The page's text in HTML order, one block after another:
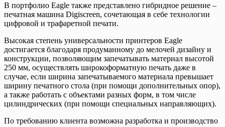
В портфолио Eagle также представлено гибридное решение –
печатная машина Digiscreen, сочетающая в себе технологии
цифровой и трафаретной печати.
Высокая степень универсальности принтеров Eagle
достигается благодаря продуманному до мелочей дизайну и
конструкции, позволяющим запечатывать материал высотой
250 мм, осуществлять широкоформатную печать даже в
случае, если ширина запечатываемого материала превышает
ширину печатного стола (при помощи дополнительных опор),
а также работать с объектами разных форм, в том числе
цилиндрических (при помощи специальных направляющих).
По требованию клиента возможна разработка и производство